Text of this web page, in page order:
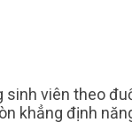
viên theo
khẳng định